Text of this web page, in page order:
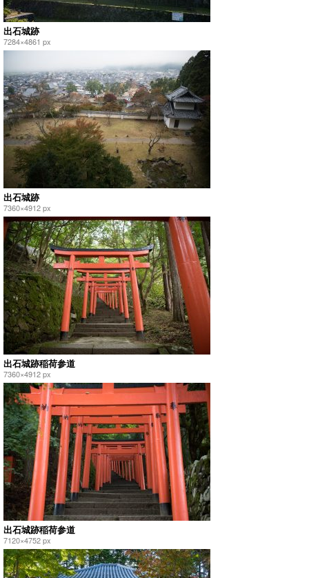
出石城跡
7284×4861 px
出石城跡
7360×4912 px
出石城跡稲荷参道
7360×4912 px
出石城跡稲荷参道
7120×4752 px